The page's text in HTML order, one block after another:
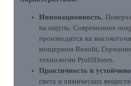
Инновационность.
на ощупь. Современное
производится на
концерном Renolit,
технологии ProfilDoors.
Практичность и
света и химических